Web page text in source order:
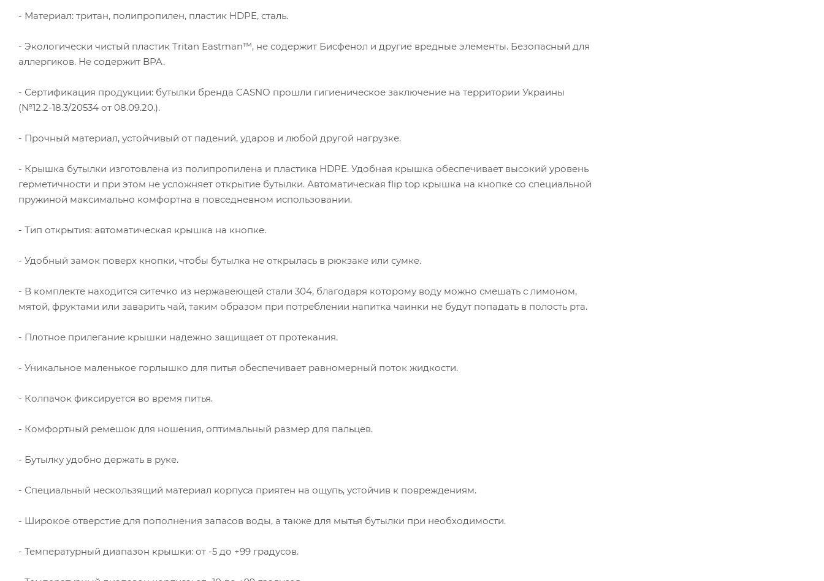
- Материал: тритан, полипропилен, пластик HDPE, сталь.
- Экологически чистый пластик Tritan Eastman™, не содержит Бисфенол и другие вредные элементы. Безопасный для
аллергиков. Не содержит BPA.
- Сертификация продукции: бутылки бренда CASNO прошли гигиеническое заключение на территории Украины
(№12.2-18.3/20534 от 08.09.20.).
- Прочный материал, устойчивый от падений, ударов и любой другой нагрузке.
- Крышка бутылки изготовлена ​​из полипропилена и пластика HDPE. Удобная крышка обеспечивает высокий уровень
герметичности и при этом не усложняет открытие бутылки. Автоматическая flip top крышка на кнопке со специальной
пружиной максимально комфортна в повседневном использовании.
- Тип открытия: автоматическая крышка на кнопке.
- Удобный замок поверх кнопки, чтобы бутылка не открылась в рюкзаке или сумке.
- В комплекте находится ситечко из нержавеющей стали 304, благодаря которому воду можно смешать с лимоном,
мятой, фруктами или заварить чай, таким образом при потреблении напитка чаинки не будут попадать в полость рта.
- Плотное прилегание крышки надежно защищает от протекания.
- Уникальное маленькое горлышко для питья обеспечивает равномерный поток жидкости.
- Колпачок фиксируется во время питья.
- Комфортный ремешок для ношения, оптимальный размер для пальцев.
- Бутылку удобно держать в руке.
- Специальный нескользящий материал корпуса приятен на ощупь, устойчив к повреждениям.
- Широкое отверстие для пополнения запасов воды, а также для мытья бутылки при необходимости.
- Температурный диапазон крышки: от -5 до +99 градусов.